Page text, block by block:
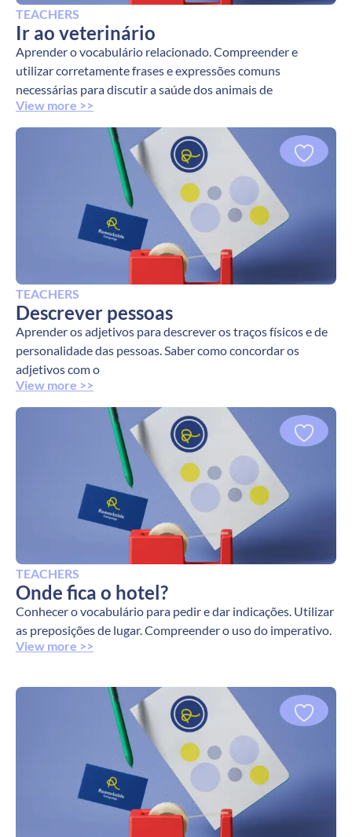
TEACHERS
Ir ao veterinário
Aprender o vocabulário relacionado. Compreender e
utilizar corretamente frases e expressões comuns
necessárias para discutir a saúde dos animais de
View more >>
TEACHERS
Descrever pessoas
Aprender os adjetivos para descrever os traços físicos e de
personalidade das pessoas. Saber como concordar os
adjetivos com o
View more >>
TEACHERS
Onde fica o hotel?
Conhecer o vocabulário para pedir e dar indicações. Utilizar
as preposições de lugar. Compreender o uso do imperativo.
View more >>